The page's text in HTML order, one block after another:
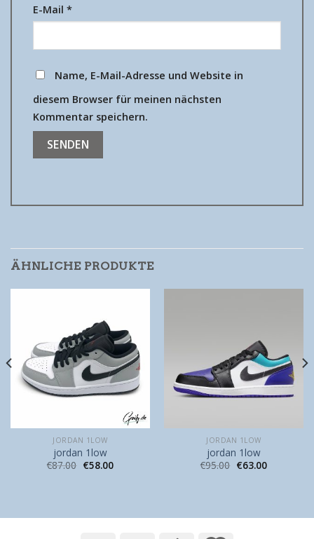
E-Mail *
Name, E-Mail-Adresse und Website in
diesem Browser für meinen nächsten
Kommentar speichern.
ÄHNLICHE PRODUKTE
JORDAN 1LOW
jordan 1low
€87.00 €58.00
JORDAN 1LOW
jordan 1low
€95.00 €63.00